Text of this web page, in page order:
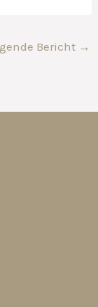
Bericht →